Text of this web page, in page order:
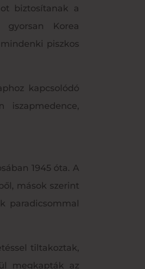
biztosítanak a
gyorsan Korea
piszkos
kapcsolódó
iszapmedence,
1945 óta. A
mások szerint
paradicsommal
tiltakoztak,
megkapták az